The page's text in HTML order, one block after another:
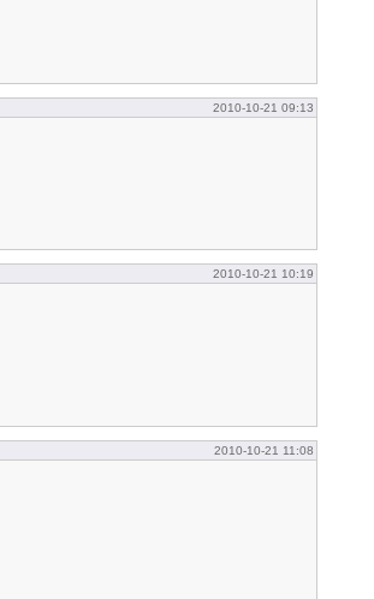
2010-10-21 09:13
2010-10-21 10:19
2010-10-21 11:08